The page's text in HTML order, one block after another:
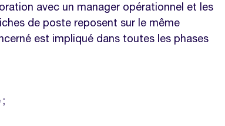
avec un manager opérationnel et les
de poste reposent sur le même
est impliqué dans toutes les phases